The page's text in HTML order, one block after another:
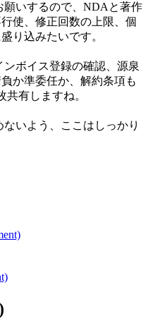
願いするので、NDAと著作
使、修正回数の上限、個
り込みたいです。
ボイス登録の確認、源泉
か準委任か、解約条項も
共有しますね。
いよう、ここはしっかり